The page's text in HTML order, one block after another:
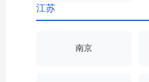
江苏
南京